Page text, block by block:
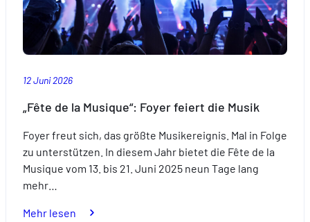
Weken:
Eine
Partnerschaft
im
Exzellenz
12 Juni 2026
„Fête de la Musique“: Foyer feiert die Musik
Foyer freut sich, das größte Musikereignis. Mal in Folge
zu unterstützen. In diesem Jahr bietet die Fête de la
Musique vom 13. bis 21. Juni 2025 neun Tage lang
mehr…
Mehr lesen